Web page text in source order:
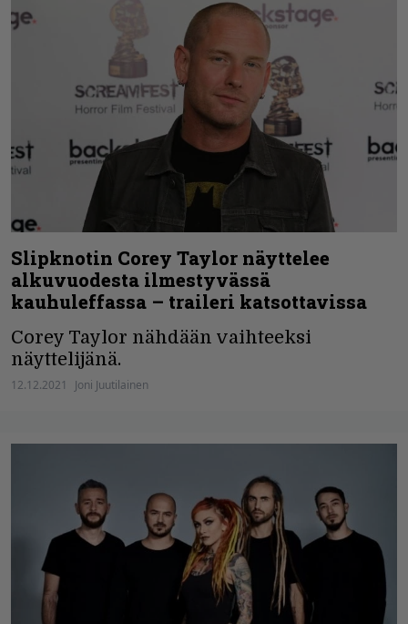
Slipknotin Corey Taylor näyttelee
alkuvuodesta ilmestyvässä
kauhuleffassa – traileri katsottavissa
Corey Taylor nähdään vaihteeksi
näyttelijänä.
12.12.2021 Joni Juutilainen